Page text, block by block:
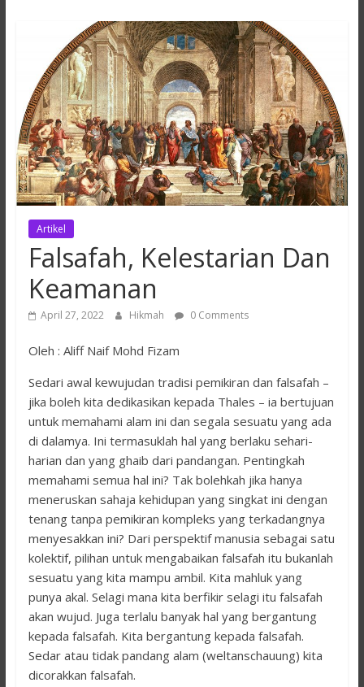
Artikel
Falsafah, Kelestarian Dan
Keamanan
April 27, 2022 Hikmah 0 Comments
Oleh : Aliff Naif Mohd Fizam
Sedari awal kewujudan tradisi pemikiran dan falsafah –
jika boleh kita dedikasikan kepada Thales – ia bertujuan
untuk memahami alam ini dan segala sesuatu yang ada
di dalamya. Ini termasuklah hal yang berlaku sehari-
harian dan yang ghaib dari pandangan. Pentingkah
memahami semua hal ini? Tak bolehkah jika hanya
meneruskan sahaja kehidupan yang singkat ini dengan
tenang tanpa pemikiran kompleks yang terkadangnya
menyesakkan ini? Dari perspektif manusia sebagai satu
kolektif, pilihan untuk mengabaikan falsafah itu bukanlah
sesuatu yang kita mampu ambil. Kita mahluk yang
punya akal. Selagi mana kita berfikir selagi itu falsafah
akan wujud. Juga terlalu banyak hal yang bergantung
kepada falsafah. Kita bergantung kepada falsafah.
Sedar atau tidak pandang alam (weltanschauung) kita
dicorakkan falsafah.